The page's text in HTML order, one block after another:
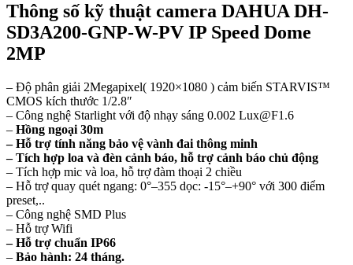
Thông số kỹ thuật camera DAHUA DH-
SD3A200-GNP-W-PV IP Speed Dome
2MP
– Độ phân giải 2Megapixel( 1920×1080 ) cảm biến STARVIS™
CMOS kích thước 1/2.8″
– Công nghệ Starlight với độ nhạy sáng 0.002 Lux@F1.6
– Hồng ngoại 30m
– Hỗ trợ tính năng bảo vệ vành đai thông minh
– Tích hợp loa và đèn cảnh báo, hỗ trợ cảnh báo chủ động
– Tích hợp mic và loa, hỗ trợ đàm thoại 2 chiều
– Hỗ trợ quay quét ngang: 0°–355 dọc: -15°–+90° với 300 điểm
preset,..
– Công nghệ SMD Plus
– Hỗ trợ Wifi
– Hỗ trợ chuẩn IP66
– Bảo hành: 24 tháng.